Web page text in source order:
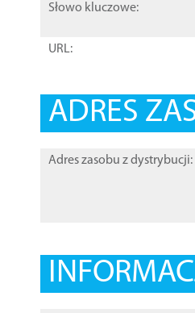
Słowo kluczowe:
URL:
ADRES
Adres zasobu z dystrybucji: